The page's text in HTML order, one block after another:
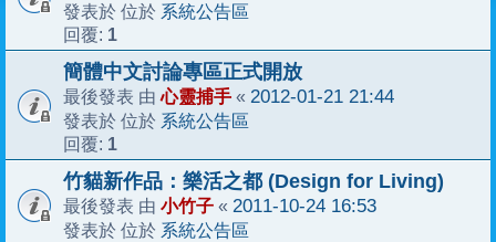
發表於 位於 系統公告區
回覆: 1
簡體中文討論專區正式開放
最後發表 由心靈捕手 « 2012-01-21 21:44
發表於 位於 系統公告區
回覆: 1
竹貓新作品：樂活之都 (Design for Living)
最後發表 由 小竹子 « 2011-10-24 16:53
發表於 位於 系統公告區